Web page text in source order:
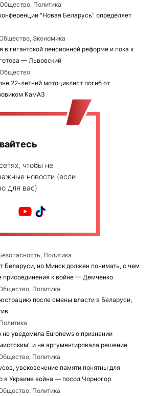
Общество, Политика
"Новая Беларусь" определяет
Экономика
в гигантской пенсионной реформе и пока к
— Львовский
Общество
22-летний мотоциклист погиб от
КамАЗ
чтобы не
новости (если
для вас)
Политика
Беларуси, но Минск должен понимать, с чем
присоединения к войне — Демченко
Политика
после смены власти в Беларуси,
Политика
не уведомила Euronews о признании
и не аргументировала решение
Политика
увековечение памяти понятны для
в Украине война — посол Чорногор
Политика